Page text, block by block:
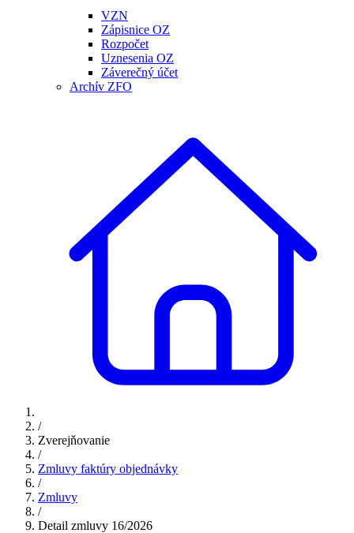
VZN
Zápisnice OZ
Rozpočet
Uznesenia OZ
Záverečný účet
Archív ZFO
/
Zverejňovanie
/
Zmluvy faktúry objednávky
/
Zmluvy
/
Detail zmluvy 16/2026